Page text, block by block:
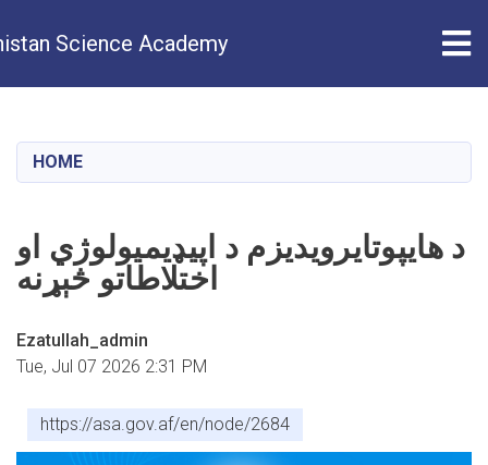
content
Science Academy
HOME
د هایپوتایرویدیزم د اپیډیمیولوژي او
اختلاطاتو څېړنه
Ezatullah_admin
Tue, Jul 07 2026 2:31 PM
https://asa.gov.af/en/node/2684